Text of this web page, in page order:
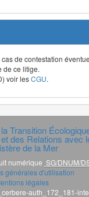
de contestation
de ce litige.
voir lesCGU.
Transition
des Relations avec
de la Mer
numérique SG/DNUM/
générales d'utilisation
légales
auth_172_181-